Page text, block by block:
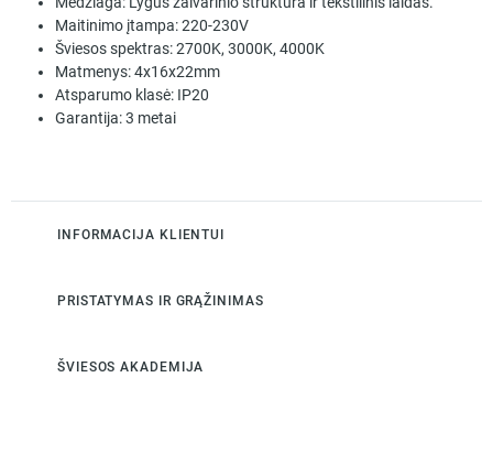
Maitinimo įtampa:220-230V
Šviesos spektras:2700K, 3000K, 4000K
Matmenys:4x16x22mm
Atsparumo klasė: IP20
Garantija:3 metai
INFORMACIJA KLIENTUI
PRISTATYMAS IR GRĄŽINIMAS
ŠVIESOS AKADEMIJA